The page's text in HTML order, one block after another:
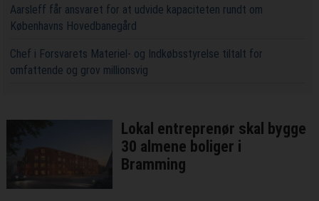
Aarsleff får ansvaret for at udvide kapaciteten rundt om
Københavns Hovedbanegård
Chef i Forsvarets Materiel- og Indkøbsstyrelse tiltalt for
omfattende og grov millionsvig
Lokal entreprenør skal bygge
30 almene boliger i
Bramming